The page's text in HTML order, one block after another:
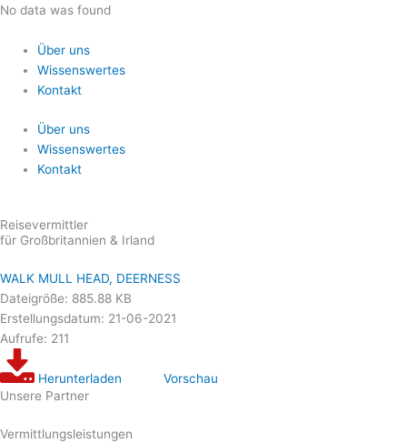
Zum
springen
No data was found
Über uns
Wissenswertes
Kontakt
Über uns
Wissenswertes
Kontakt
Reisevermittler
für Großbritannien & Irland
WALK MULL HEAD, DEERNESS
Dateigröße: 885.88 KB
Erstellungsdatum: 21-06-2021
Aufrufe: 211
Herunterladen
Vorschau
Unsere Partner
Vermittlungsleistungen